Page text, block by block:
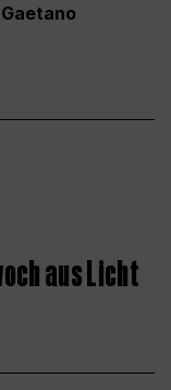
aus Licht